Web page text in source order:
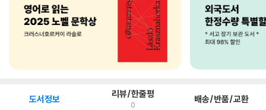
도서정보 리뷰/한줄평
0 배송/반품/교환